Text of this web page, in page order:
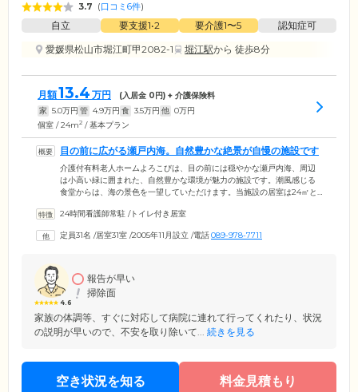
3.7 (口コミ6件)
自立 要支援1•2 要介護1〜5
認知症可
愛媛県松山市堀江町甲2082-1
堀江駅から 徒歩8分
月額13.4 万円 (入居金 0円) + 介護保険料
家 5.0万円 管 4.9万円 食 3.5万円 他 0万円
個室 / 24m2 / 基本プラン
目の前に広がる瀬戸内海。自然豊かな絶景が自慢の施設です
介護付有料老人ホームよろこびは、目の前には穏やかな瀬戸内海、周辺
は小高い緑に囲まれた、自然豊かな環境が魅力の施設です。潮風感じる
食堂からは、海の景色を一望していただけます。当施設の居室は24㎡と
えており、ご自身でお茶を楽しむことも可能です。さらにご自宅からご
のように、自由にレイアウトしていただけます。また共用の大浴場は、
24時間看護師常駐 /トイレ付き居室
定員31名 /居室31室 /2005年11月設立 /電話089-978-7711
4.6
報告が早い
掃除面
家族の体調等、すぐに対応して病院に連れて行ってくれたり、状況
の説明が早いので、不安を取り除いて... 続きを見る
空き状況を知る 料金見積もり